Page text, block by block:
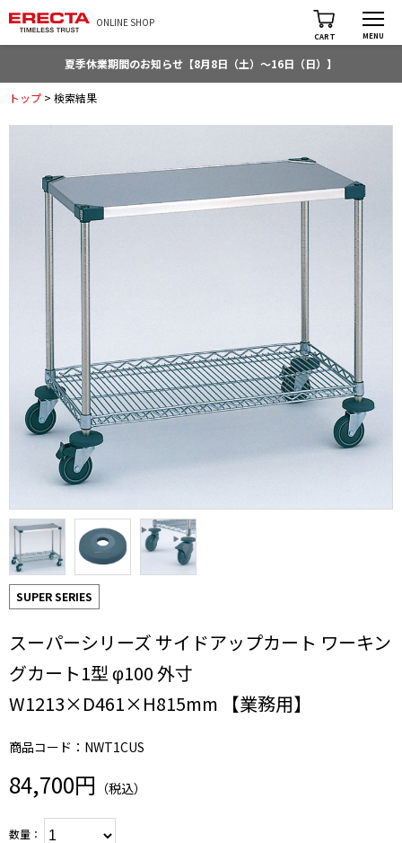
ONLINE SHOP
CART MENU
夏季休業期間のお知らせ【8月8日（土）～16日（日）】
トップ > 検索結果
SUPER SERIES
スーパーシリーズ サイドアップカート ワーキン
グカート1型 φ100 外寸
W1213×D461×H815mm 【業務用】
商品コード：NWT1CUS
84,700円 （税込）
数量：